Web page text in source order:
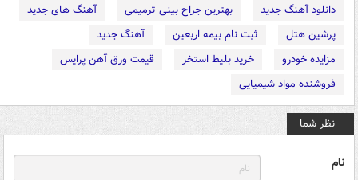
دانلود آهنگ جدید
بهترین جراح بینی ترمیمی
آهنگ های جدید
پرشین هتل
ثبت نام بیمه اربعین
آهنگ جدید
مزایده خودرو
خرید بلیط استخر
قیمت ورق آهن پرایس
فروشنده مواد شیمیایی
نظر شما
نام